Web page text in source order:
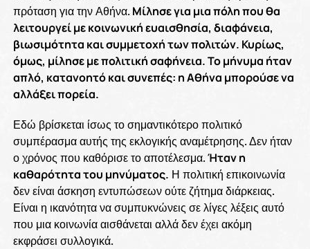
πρόταση για την Αθήνα. Μίλησε για μια πόλη που θα
λειτουργεί με κοινωνική ευαισθησία, διαφάνεια,
βιωσιμότητα και συμμετοχή των πολιτών. Κυρίως,
όμως, μίλησε με πολιτική σαφήνεια. Το μήνυμα ήταν
απλό, κατανοητό και συνεπές: η Αθήνα μπορούσε να
αλλάξει πορεία.
Εδώ βρίσκεται ίσως το σημαντικότερο πολιτικό
συμπέρασμα αυτής της εκλογικής αναμέτρησης. Δεν ήταν
ο χρόνος που καθόρισε το αποτέλεσμα.Ήταν η
καθαρότητα του μηνύματος. Η πολιτική επικοινωνία
δεν είναι άσκηση εντυπώσεων ούτε ζήτημα διάρκειας.
Είναι η ικανότητα να συμπυκνώνεις σε λίγες λέξεις αυτό
που μια κοινωνία αισθάνεται αλλά δεν έχει ακόμη
εκφράσει συλλογικά.